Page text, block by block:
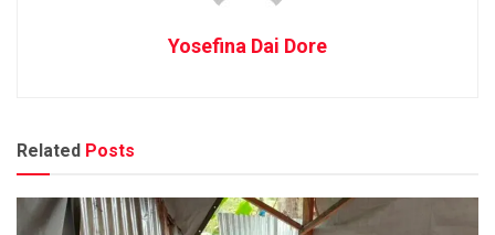
Yosefina Dai Dore
Related Posts